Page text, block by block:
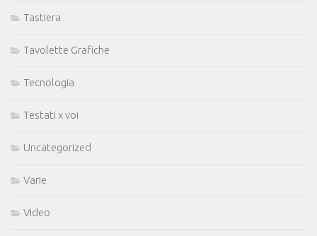
Tastiera
Tavolette Grafiche
Tecnologia
Testati x voi
Uncategorized
Varie
Video